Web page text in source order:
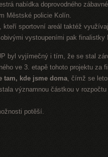
nabídka doprovodného
Městské policie Kolín.
kteří sportovní areál taktéž
vystoupeními pak finalistky
byl vyjímečný i tím, že se stal
ve 3. etapě tohoto projektu za
tam, kde jsme doma, čímž se
významnou částkou v
potěší.